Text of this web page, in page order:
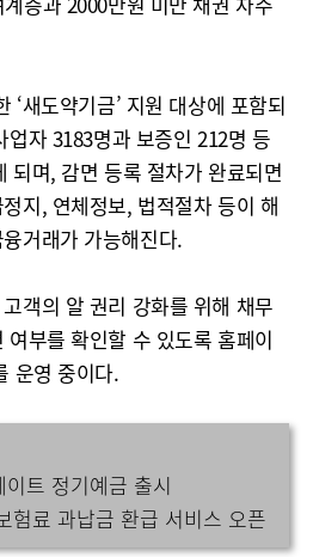
‘새도약기금’ 지원 대상에 포함되
자 3183명과 보증인 212명 등
되며, 감면 등록 절차가 완료되면
지, 연체정보, 법적절차 등이 해
거래가 가능해진다.
객의 알 권리 강화를 위해 채무
부를 확인할 수 있도록 홈페이
운영 중이다.
트 정기예금 출시
험료 과납금 환급 서비스 오픈